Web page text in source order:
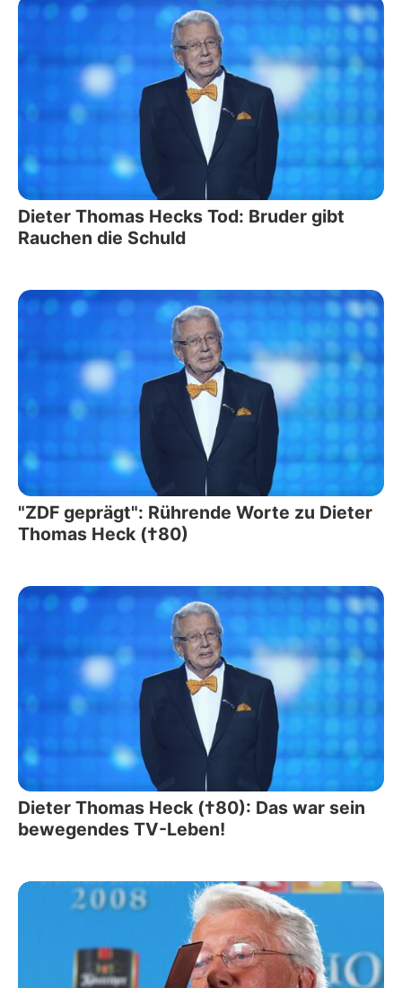
Dieter Thomas Hecks Tod: Bruder gibt
Rauchen die Schuld
"ZDF geprägt": Rührende Worte zu Dieter
Thomas Heck (†80)
Dieter Thomas Heck (†80): Das war sein
bewegendes TV-Leben!